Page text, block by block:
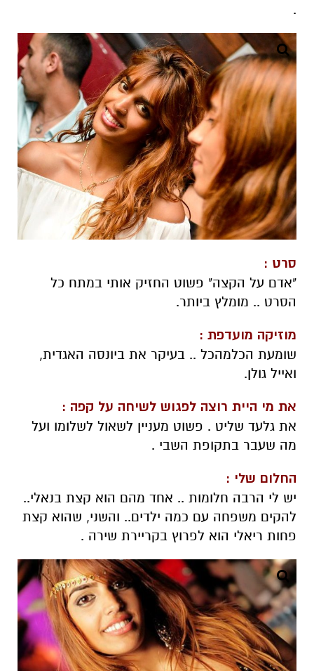
.
סרט :
"אדם על הקצה" פשוט החזיק אותי במתח כל
הסרט .. מומלץ ביותר.
מוזיקה מועדפת :
שומעת הכלמהכל .. בעיקר את ביונסה האגדית,
ואייל גולן.
את מי היית רוצה לפגוש לשיחה על קפה :
את גלעד שליט . פשוט מעניין לשאול לשלומו ועל
מה שעבר בתקופת השבי .
החלום שלי :
יש לי הרבה חלומות .. אחד מהם הוא קצת בנאלי..
להקים משפחה עם כמה ילדים.. והשני, שהוא קצת
פחות ריאלי הוא לפרוץ בקריירת שירה .